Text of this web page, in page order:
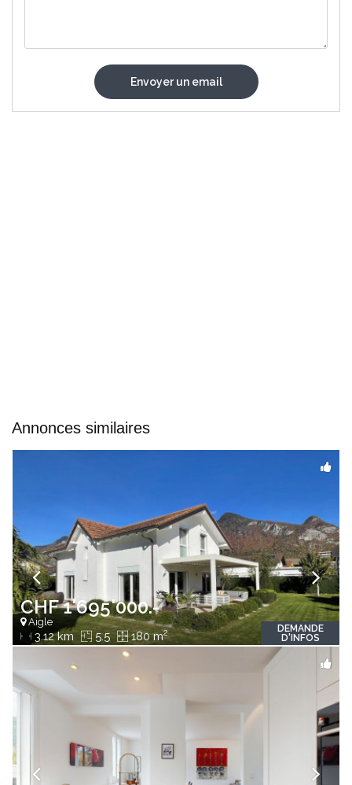
Annonces similaires
CHF 1'695'000.-
Aigle
3.12 km 5.5 180 m2
DEMANDE
D'INFOS